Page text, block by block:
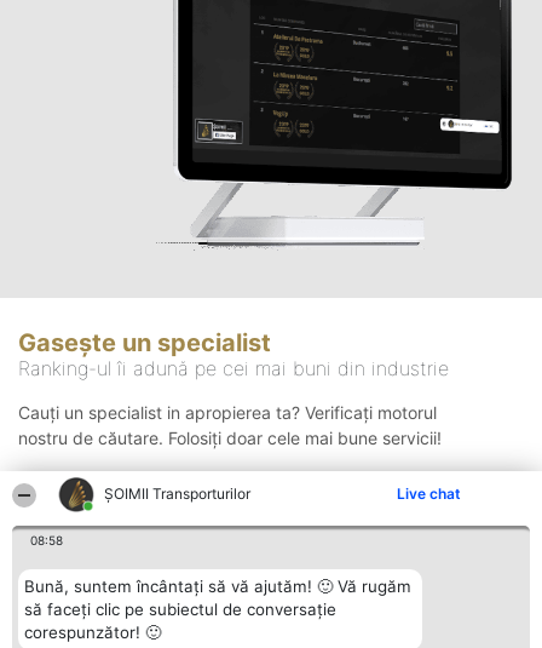
ȘOIMII Transporturilor Live chat
08:58
Bună, suntem încântați să vă ajutăm! 🙂 Vă rugăm
să faceți clic pe subiectul de conversație
corespunzător! 🙂
Gasește un specialist
Ranking-ul îi adună pe cei mai buni din industrie
Cauți un specialist in apropierea ta? Verificați motorul
nostru de căutare. Folosiți doar cele mai bune servicii!